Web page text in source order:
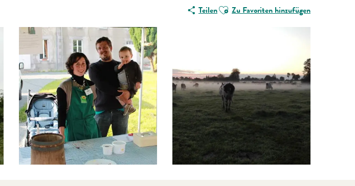
TeilenAjouter aux favoris
Zu Favoriten hinzufügen